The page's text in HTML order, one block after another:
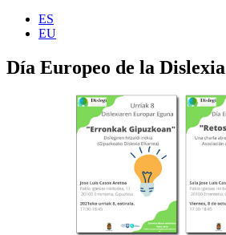
ES
EU
Día Europeo de la Dislexia